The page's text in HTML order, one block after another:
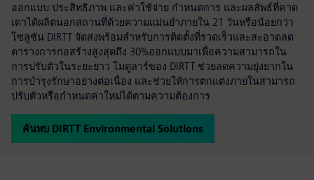
ออกแบบ ประสิทธิภาพ และค่าใช้จ่าย กำหนดการ และผลลัพธ์ที่คาด
เดาได้ผลิตนอกสถานที่ด้วยความแม่นยำภายใน 21 วันหรือน้อยกว่า
โซลูชัน DIRTT จัดส่งพร้อมสำหรับการติดตั้งที่รวดเร็วและสะอาดลด
ตารางการก่อสร้างสูงสุดถึง 30%ออกแบบมาเพื่อความสามารถใน
การปรับตัวในระยะยาว โมดูลาร์ของ DIRTT ช่วยลดความยุ่งยากใน
การบำรุงรักษาอย่างต่อเนื่อง และช่วยให้การตกแต่งภายในสามารถ
ปรับตัวหรือกำหนดค่าใหม่ได้ตามความต้องการ
ค้นพบ DIRTT Environmental Solutions